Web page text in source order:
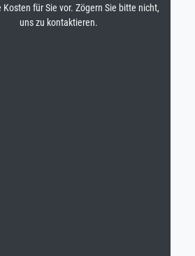
für Sie vor. Zögern Sie bitte nicht,
uns zu kontaktieren.